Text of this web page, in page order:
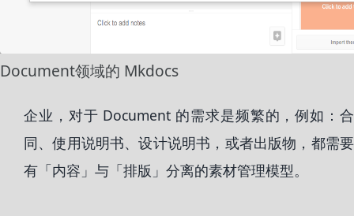
Document领域的 Mkdocs
企业，对于 Document 的需求是频繁的，例如：合
同、使用说明书、设计说明书，或者出版物，都需要
有「内容」与「排版」分离的素材管理模型。